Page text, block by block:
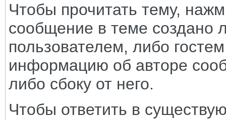
Чтобы прочитать тему,
сообщение в теме создано
пользователем, либо
информацию об авторе
либо сбоку от него.
Чтобы ответить в